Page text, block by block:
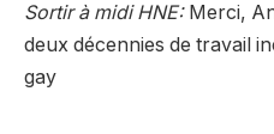
Sortir à midi HNE:Merci,
deux décennies de travail
gay